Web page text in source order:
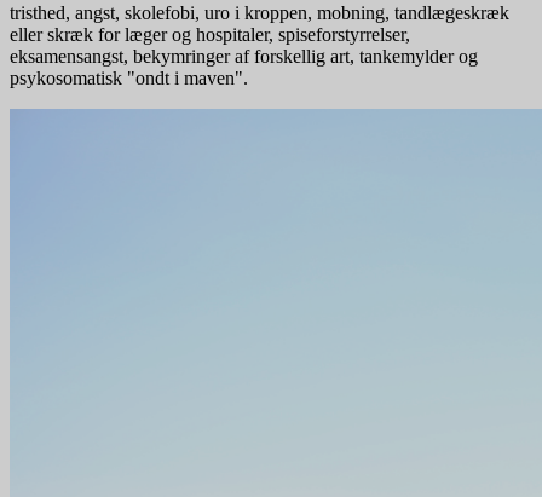
tristhed, angst, skolefobi, uro i kroppen, mobning, tandlægeskræk
eller skræk for læger og hospitaler, spiseforstyrrelser,
eksamensangst, bekymringer af forskellig art, tankemylder og
psykosomatisk "ondt i maven".